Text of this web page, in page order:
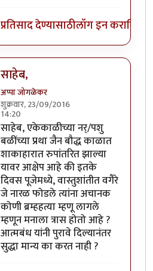
प्रतिसाद देण्यासाठीलॉग इन कराकिंवा
साहेब,
अप्पा जोगळेकर
शुक्रवार, 23/09/2016
14:20
In reply toपरंतु नारळ फोडणे म्हणजे
साहेब, एकेकाळीच्या नर्/पशु
बळींच्या प्रथा जैन बौद्ध काळात
शाकाहारात रुपांतरित झाल्या
यावर आक्षेप आहे की इतके
दिवस पूजेमध्ये, वास्तुशांतीत वगैरे
जे नारळ फोडले त्यांना अचानक
कोणी ब्रम्हहत्या म्हणू लागले
म्हणून मनाला त्रास होतो आहे ?
आत्मबंध यांनी पुरावे दिल्यानंतर
सुद्धा मान्य का करत नाही ?